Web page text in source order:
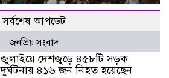
সর্বশেষ আপডেট
জনপ্রিয় সংবাদ
জুলাইয়ে দেশজুড়ে ৪৫৮টি সড়ক
দুর্ঘটনায় ৪১৬ জন নিহত হয়েছেন